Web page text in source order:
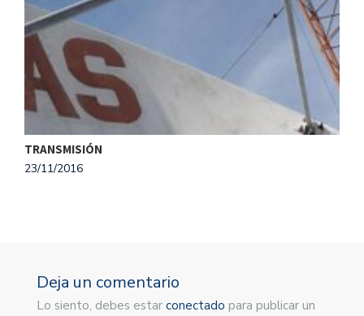
TRANSMISIÓN
23/11/2016
Deja un comentario
Lo siento, debes estar conectado para publicar un